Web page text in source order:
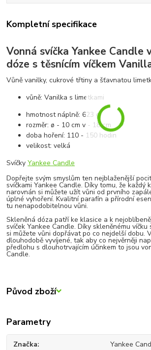
Kompletní specifikace
Vonná svíčka Yankee Candle
dóze s těsnícím víčkem
Vůně vanilky, cukrové třtiny a šťavnatou
vůně: Vanilka s limetkami
hmotnost náplně: 623 g
rozměr: ø - 10 cm v - 18 cm
doba hoření: 110 - 150 hodin
velikost: velká
SvíčkyYankee Candle
Dopřejte svým smyslům ten nejblaženější
svíčkami Yankee Candle. Díky tomu, že každý
narovnán si můžete užít vůni od prvního
úplné vyhoření. Kvalitní parafín a přírodní
tu nenapodobitelnou vůni.
Skleněná dóza patří ke klasice a k
svíček Yankee Candle. Díky skleněnému víčku
si můžete vůni dopřávat po co nejdelší dobu.
dlouhodobě vyvíjené, tak aby co nejvěrněji
předlohu s dlouhotrvajícím účinkem to jsou
Candle.
Původ zboží
Parametry
Značka Yankee